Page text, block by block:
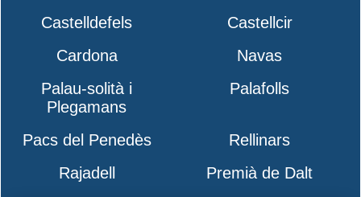
Castelldefels
Castellcir
Cardona
Navas
Palau-solità i
Plegamans
Palafolls
Pacs del Penedès
Rellinars
Rajadell
Premià de Dalt